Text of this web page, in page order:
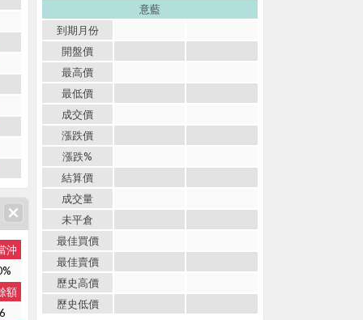
沖
額
意藍
到期月份
開盤價
最高價
最低價
成交價
漲跌價
漲跌%
結算價
成交量
未平倉
最佳買價
最佳賣價
歷史高價
歷史低價